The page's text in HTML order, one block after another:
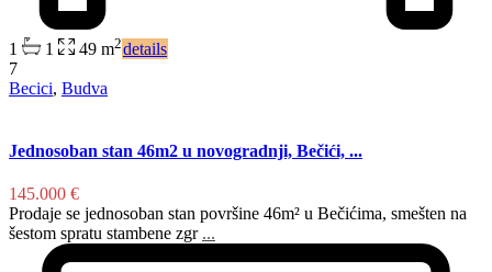
1 1 49 m2details
7
Becici, Budva
Jednosoban stan 46m2 u novogradnji, Bečići, ...
145.000 €
Prodaje se jednosoban stan površine 46m² u Bečićima, smešten na
šestom spratu stambene zgr ...